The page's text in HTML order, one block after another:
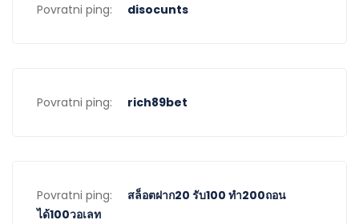
Povratni ping: disocunts
Povratni ping: rich89bet
Povratni ping:
สล็อตฝาก20 รับ100 ทำ200ถอน
ได้100วอเลท